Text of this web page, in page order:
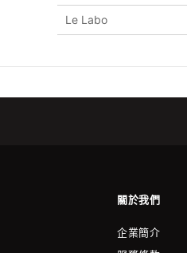
Le Labo
關於我們
企業簡介